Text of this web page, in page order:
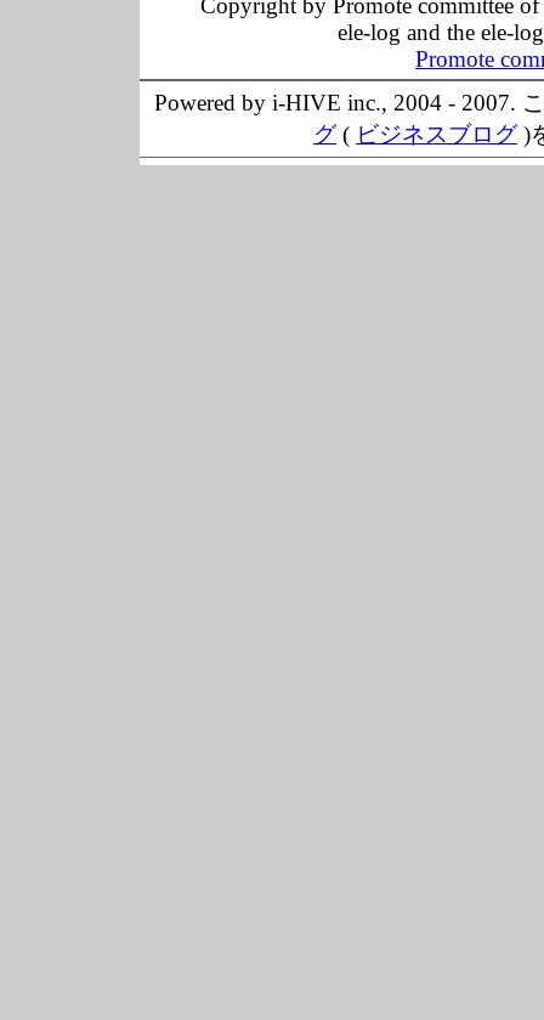
Copyright by Promote committee
ele-log and the ele-
Promote
Powered by i-HIVE inc., 2004 - 2007.
グ( ビジネスブログ)